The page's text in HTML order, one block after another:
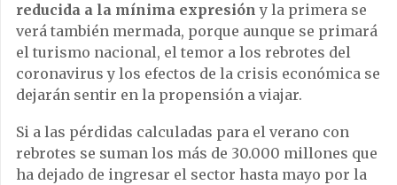
reducida a la mínima expresión y la primera se
verá también mermada, porque aunque se primará
el turismo nacional, el temor a los rebrotes del
coronavirus y los efectos de la crisis económica se
dejarán sentir en la propensión a viajar.
Si a las pérdidas calculadas para el verano con
rebrotes se suman los más de 30.000 millones que
ha dejado de ingresar el sector hasta mayo por la